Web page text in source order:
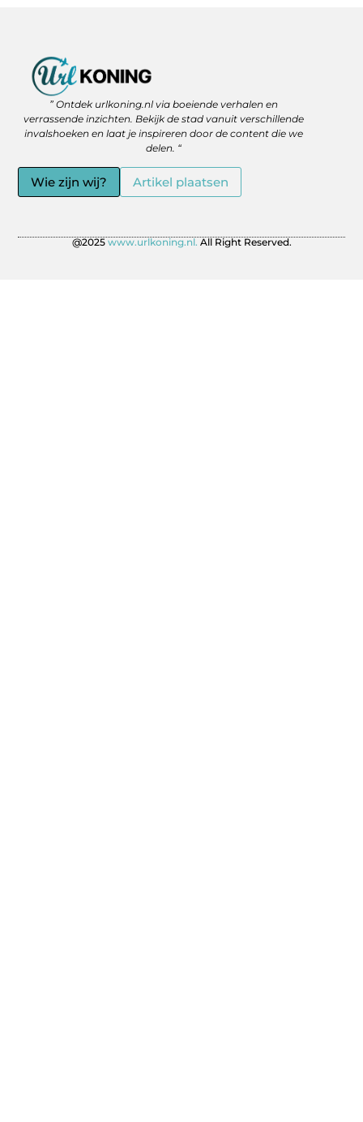
” Ontdek urlkoning.nl via boeiende verhalen en
verrassende inzichten. Bekijk de stad vanuit verschillende
invalshoeken en laat je inspireren door de content die we
delen. “
Wie zijn wij? Artikel plaatsen
@2025www.urlkoning.nl.All Right Reserved.